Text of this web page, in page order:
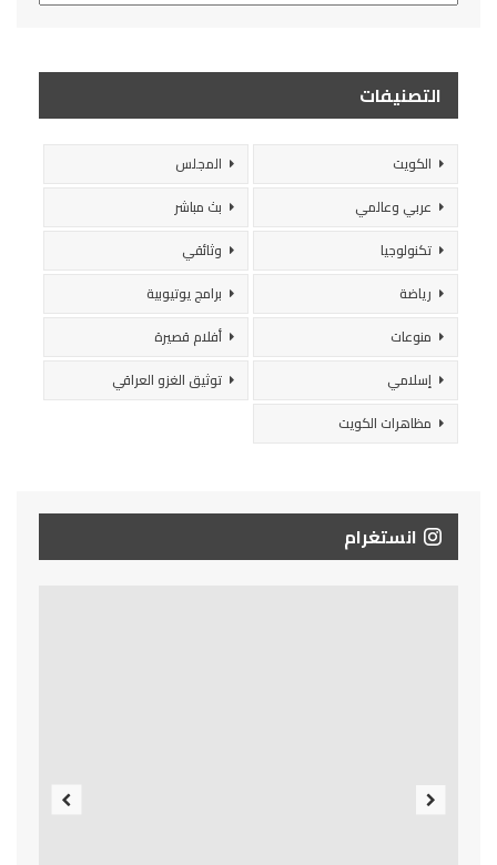
التصنيفات
الكويت
المجلس
عربي وعالمي
بث مباشر
تكنولوجيا
وثائقي
رياضة
برامج يوتيوبية
منوعات
أفلام قصيرة
إسلامي
توثيق الغزو العراقي
مظاهرات الكويت
انستغرام